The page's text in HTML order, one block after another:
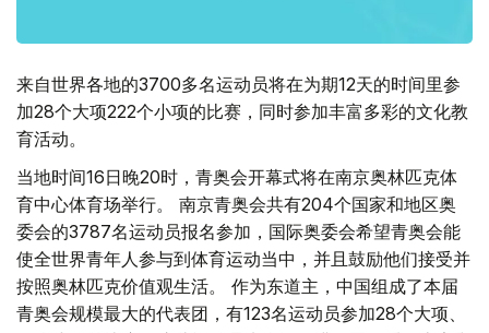
来自世界各地的3700多名运动员将在为期12天的时间里参
加28个大项222个小项的比赛，同时参加丰富多彩的文化教
育活动。
当地时间16日晚20时，青奥会开幕式将在南京奥林匹克体
育中心体育场举行。 南京青奥会共有204个国家和地区奥
委会的3787名运动员报名参加，国际奥委会希望青奥会能
使全世界青年人参与到体育运动当中，并且鼓励他们接受并
按照奥林匹克价值观生活。 作为东道主，中国组成了本届
青奥会规模最大的代表团，有123名运动员参加28个大项、